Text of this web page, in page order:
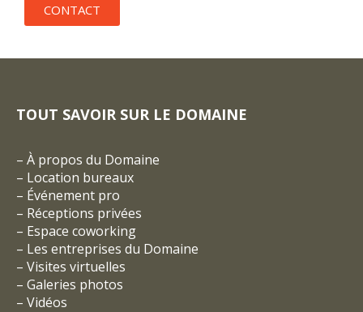
CONTACT
TOUT SAVOIR SUR LE DOMAINE
– À propos du Domaine
– Location bureaux
– Événement pro
– Réceptions privées
– Espace coworking
– Les entreprises du Domaine
– Visites virtuelles
– Galeries photos
– Vidéos